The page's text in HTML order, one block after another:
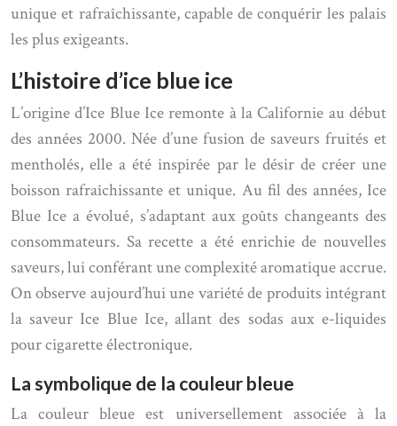
unique et rafraîchissante, capable de conquérir les palais
les plus exigeants.
L’histoire d’ice blue ice
L’origine d’Ice Blue Ice remonte à la Californie au début
des années 2000. Née d’une fusion de saveurs fruités et
mentholés, elle a été inspirée par le désir de créer une
boisson rafraîchissante et unique. Au fil des années, Ice
Blue Ice a évolué, s’adaptant aux goûts changeants des
consommateurs. Sa recette a été enrichie de nouvelles
saveurs, lui conférant une complexité aromatique accrue.
On observe aujourd’hui une variété de produits intégrant
la saveur Ice Blue Ice, allant des sodas aux e-liquides
pour cigarette électronique.
La symbolique de la couleur bleue
La couleur bleue est universellement associée à la